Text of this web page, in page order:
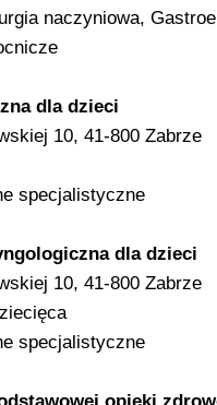
naczyniowa,
dla dzieci
10, 41-800 Zabrze
specjalistyczne
dla dzieci
10, 41-800 Zabrze
specjalistyczne